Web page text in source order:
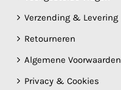
Verzending & Levering
Retourneren
Algemene Voorwaarden
Privacy & Cookies